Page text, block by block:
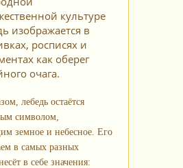
культуре
изображается в
росписях и
как оберег
очага.
лебедь остаётся
символом,
земное и небесное. Его
в самых разных
в себе значения: